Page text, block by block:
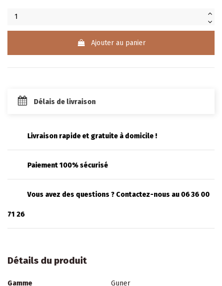
Ajouter au panier
Délais de livraison
Livraison rapide et gratuite à domicile !
Paiement 100% sécurisé
Vous avez des questions ? Contactez-nous au 06 36 00
71 26
Détails du produit
Gamme Guner